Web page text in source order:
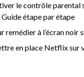
le contrôle parental
étape par étape
remédier à l’écran noir
en place Netflix sur